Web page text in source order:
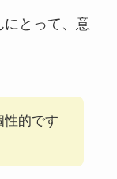
にとって、意
性的です